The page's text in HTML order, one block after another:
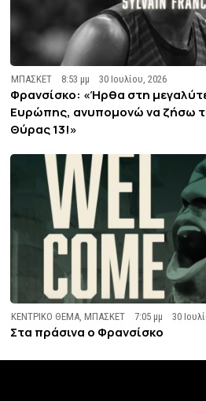
ΜΠΑΣΚΕΤ 8:53 μμ 30 Ιουλίου, 2026
Φρανσίσκο: «Ήρθα στη
Ευρώπης, ανυπομονώ να ζήσω
Θύρας 13!»
ΚΕΝΤΡΙΚΟ ΘΕΜΑ ,ΜΠΑΣΚΕΤ 7:05 μμ 30
Στα πράσινα ο Φρανσίσκο